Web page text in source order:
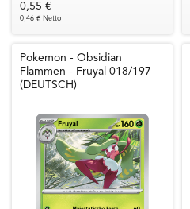
0,55 €
0,46 € Netto
Pokemon - Obsidian
Flammen - Fruyal 018/197
(DEUTSCH)